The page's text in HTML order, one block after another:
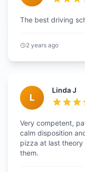
The best driving
2 years ago
L
Linda J
Very competent,
calm disposition
pizza at last theory
them.